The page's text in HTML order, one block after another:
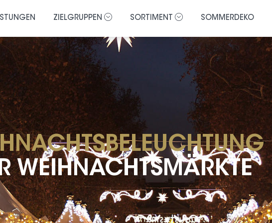
ZIELGRUPPEN SORTIMENT SOMMERDEKO
WEIHNACHTSMÄRKTE